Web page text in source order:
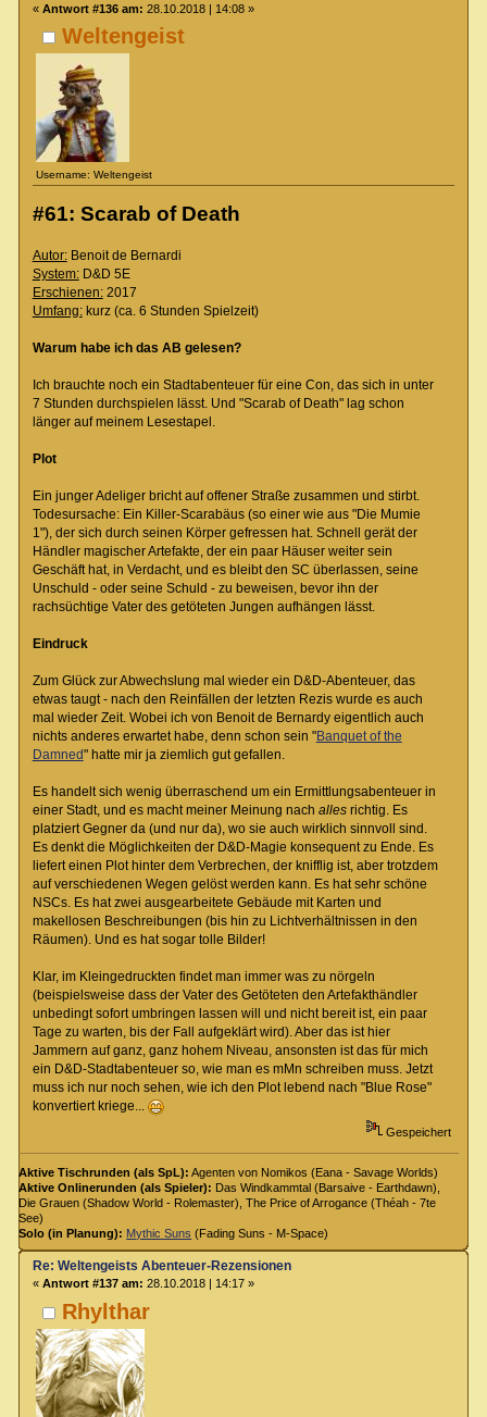
Weltengeist
Username: Weltengeist
« Antwort #136 am: 28.10.2018 | 14:08 »
#61: Scarab of Death
Autor:Benoit de Bernardi
System:D&D 5E
Erschienen:2017
Umfang:kurz (ca. 6 Stunden Spielzeit)
Warum habe ich das AB gelesen?
Ich brauchte noch ein Stadtabenteuer für eine Con, das sich in unter
7 Stunden durchspielen lässt. Und "Scarab of Death" lag schon
länger auf meinem Lesestapel.
Plot
Ein junger Adeliger bricht auf offener Straße zusammen und stirbt.
Todesursache: Ein Killer-Scarabäus (so einer wie aus "Die Mumie
1"), der sich durch seinen Körper gefressen hat. Schnell gerät der
Händler magischer Artefakte, der ein paar Häuser weiter sein
Geschäft hat, in Verdacht, und es bleibt den SC überlassen, seine
Unschuld - oder seine Schuld - zu beweisen, bevor ihn der
rachsüchtige Vater des getöteten Jungen aufhängen lässt.
Eindruck
Zum Glück zur Abwechslung mal wieder ein D&D-Abenteuer, das
etwas taugt - nach den Reinfällen der letzten Rezis wurde es auch
mal wieder Zeit. Wobei ich von Benoit de Bernardy eigentlich auch
nichts anderes erwartet habe, denn schon sein "Banquet of the
Damned" hatte mir ja ziemlich gut gefallen.
Es handelt sich wenig überraschend um ein Ermittlungsabenteuer in
einer Stadt, und es macht meiner Meinung nach allesrichtig. Es
platziert Gegner da (und nur da), wo sie auch wirklich sinnvoll sind.
Es denkt die Möglichkeiten der D&D-Magie konsequent zu Ende. Es
liefert einen Plot hinter dem Verbrechen, der knifflig ist, aber trotzdem
auf verschiedenen Wegen gelöst werden kann. Es hat sehr schöne
NSCs. Es hat zwei ausgearbeitete Gebäude mit Karten und
makellosen Beschreibungen (bis hin zu Lichtverhältnissen in den
Räumen). Und es hat sogar tolle Bilder!
Klar, im Kleingedruckten findet man immer was zu nörgeln
(beispielsweise dass der Vater des Getöteten den Artefakthändler
unbedingt sofort umbringen lassen will und nicht bereit ist, ein paar
Tage zu warten, bis der Fall aufgeklärt wird). Aber das ist hier
Jammern auf ganz, ganz hohem Niveau, ansonsten ist das für mich
ein D&D-Stadtabenteuer so, wie man es mMn schreiben muss. Jetzt
muss ich nur noch sehen, wie ich den Plot lebend nach "Blue Rose"
konvertiert kriege...
Gespeichert
Aktive Tischrunden (als SpL): Agenten von Nomikos (Eana - Savage Worlds)
Aktive Onlinerunden (als Spieler): Das Windkammtal (Barsaive - Earthdawn),
Die Grauen (Shadow World - Rolemaster), The Price of Arrogance (Théah - 7te
See)
Solo (in Planung): Mythic Suns (Fading Suns - M-Space)
Rhylthar
Re: Weltengeists Abenteuer-Rezensionen
« Antwort #137 am: 28.10.2018 | 14:17 »